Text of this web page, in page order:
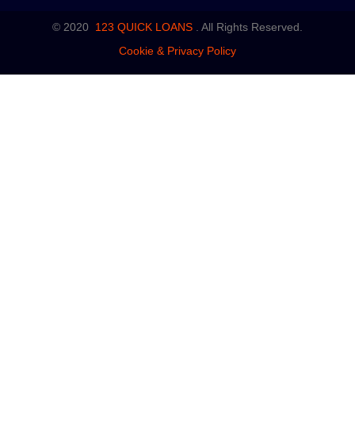
© 2020 123 QUICK LOANS
All Rights Reserved.
Cookie & Privacy Policy